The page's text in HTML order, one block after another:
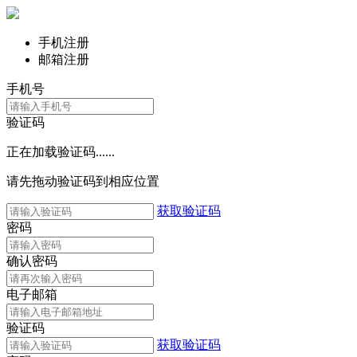
手机注册
邮箱注册
手机号
验证码
正在加载验证码......
请先拖动验证码到相应位置
获取验证码
密码
确认密码
电子邮箱
验证码
获取验证码